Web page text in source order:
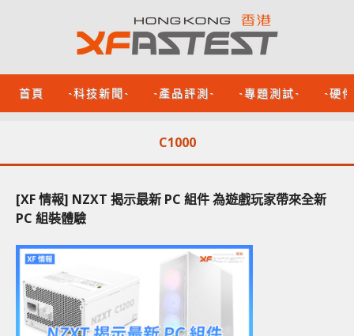
首頁 -科技新聞- -產品評測- -專題測試- -硬
C1000
[XF 情報] NZXT 揭示最新 PC 組件 為遊戲玩家帶來全新
PC 組裝體驗